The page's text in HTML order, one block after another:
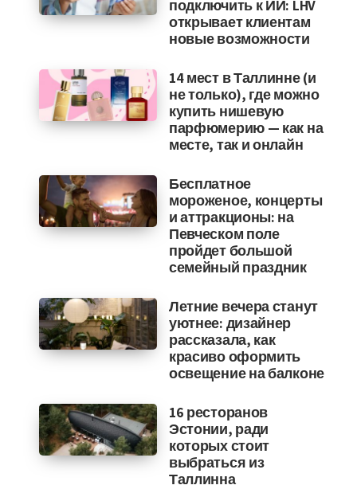
подключить к ИИ: LHV
открывает клиентам
новые возможности
14 мест в Таллинне (и
не только), где можно
купить нишевую
парфюмерию — как на
месте, так и онлайн
Бесплатное
мороженое, концерты
и аттракционы: на
Певческом поле
пройдет большой
семейный праздник
Летние вечера станут
уютнее: дизайнер
рассказала, как
красиво оформить
освещение на балконе
16 ресторанов
Эстонии, ради
которых стоит
выбраться из
Таллинна